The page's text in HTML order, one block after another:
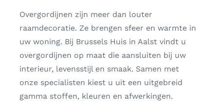
WERKWIJZE
PRODUCTEN
B2B
Overgordijnen zijn meer dan louter
raamdecoratie. Ze brengen sfeer en warmte in
uw woning. Bij Brussels Huis in Aalst vindt u
overgordijnen op maat die aansluiten bij uw
interieur, levensstijl en smaak. Samen met
onze specialisten kiest u uit een uitgebreid
gamma stoffen, kleuren en afwerkingen.